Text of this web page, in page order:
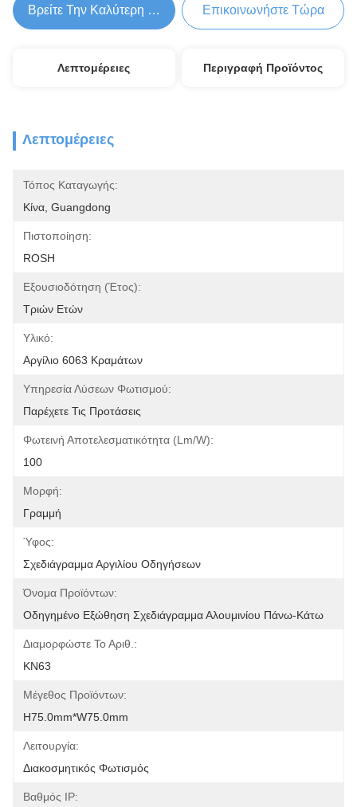
Βρείτε Την Καλύτερη Τιμή Επικοινωνήστε Τώρα
Λεπτομέρειες Περιγραφή Προϊόντος
Λεπτομέρειες
Τόπος Καταγωγής:
Κίνα, Guangdong
Πιστοποίηση:
ROSH
Εξουσιοδότηση (έτος):
Τριών Ετών
Υλικό:
Αργίλιο 6063 Κραμάτων
Υπηρεσία Λύσεων Φωτισμού:
Παρέχετε Τις Προτάσεις
Φωτεινή Αποτελεσματικότητα (lm/w):
100
Μορφή:
Γραμμή
Ύφος:
Σχεδιάγραμμα Αργιλίου Οδηγήσεων
Όνομα Προϊόντων:
Οδηγημένο Εξώθηση Σχεδιάγραμμα Αλουμινίου Πάνω-Κάτω
Διαμορφώστε Το Αριθ.:
KN63
Μέγεθος Προϊόντων:
H75.0mm*W75.0mm
Λειτουργία:
Διακοσμητικός Φωτισμός
Βαθμός IP: